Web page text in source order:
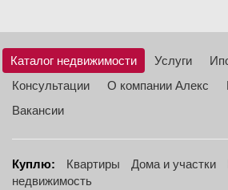
Каталог недвижимости Услуги
Консультации
О компании Алекс
Вакансии
Куплю: Квартиры Дома и участки
недвижимость